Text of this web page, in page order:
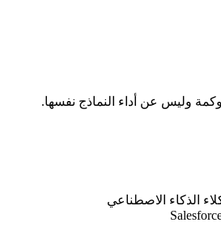
الذكاء الاصطناعي